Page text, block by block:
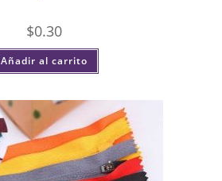
$0.30
Añadir al carrito